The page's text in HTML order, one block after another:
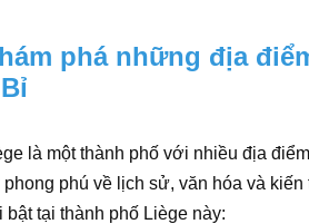
phá những địa
là một thành phố với nhiều địa
phú về lịch sử, văn hóa và
bật tại thành phố Liège này: